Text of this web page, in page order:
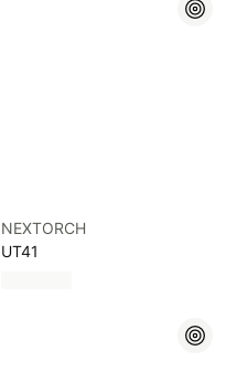
NEXTORCH
UT41